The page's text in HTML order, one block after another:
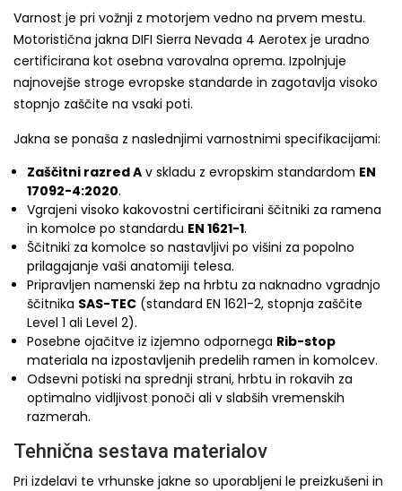
Varnost je pri vožnji z motorjem vedno na prvem mestu.
Motoristična jakna DIFI Sierra Nevada 4 Aerotex je uradno
certificirana kot osebna varovalna oprema. Izpolnjuje
najnovejše stroge evropske standarde in zagotavlja visoko
stopnjo zaščite na vsaki poti.
Jakna se ponaša z naslednjimi varnostnimi specifikacijami:
Zaščitni razred A v skladu z evropskim standardom EN
17092-4:2020.
Vgrajeni visoko kakovostni certificirani ščitniki za ramena
in komolce po standardu EN 1621-1.
Ščitniki za komolce so nastavljivi po višini za popolno
prilagajanje vaši anatomiji telesa.
Pripravljen namenski žep na hrbtu za naknadno vgradnjo
ščitnika SAS-TEC (standard EN 1621-2, stopnja zaščite
Level 1 ali Level 2).
Posebne ojačitve iz izjemno odpornega Rib-stop
materiala na izpostavljenih predelih ramen in komolcev.
Odsevni potiski na sprednji strani, hrbtu in rokavih za
optimalno vidljivost ponoči ali v slabših vremenskih
razmerah.
Tehnična sestava materialov
Pri izdelavi te vrhunske jakne so uporabljeni le preizkušeni in